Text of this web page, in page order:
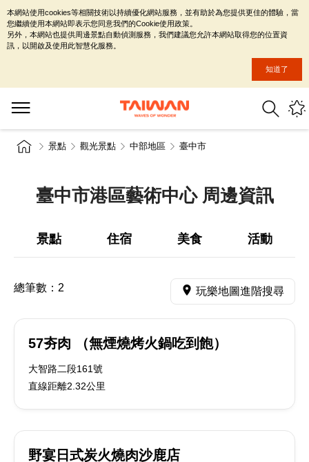
景點 觀光景點 中部地區 臺中市
臺中市港區藝術中心 周邊資訊
景點 住宿 美食 活動
總筆數： 2 玩樂地圖進階搜尋
57夯肉 （無煙燒烤火鍋吃到飽）
大智路二段161號
直線距離2.32公里
野宴日式炭火燒肉沙鹿店
本網站使用cookies等相關技術以持續優化網站服務，並有助於為您提供更佳的體驗，當
您繼續使用本網站即表示您同意我們的Cookie使用政策。
另外，本網站也提供周邊景點自動偵測服務，我們建議您允許本網站取得您的位置資
訊，以開啟及使用此智慧化服務。
知道了